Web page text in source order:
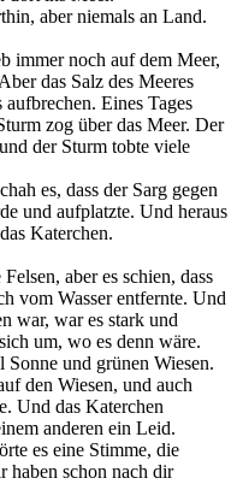
aber niemals an Land.
immer noch auf dem Meer,
das Salz des Meeres
Eines Tages
zog über das Meer. Der
der Sturm tobte viele
es, dass der Sarg gegen
und aufplatzte. Und heraus
Katerchen.
aber es schien, dass
vom Wasser entfernte. Und
war, war es stark und
um, wo es denn wäre.
und grünen Wiesen.
den Wiesen, und auch
Und das Katerchen
anderen ein Leid.
es eine Stimme, die
haben schon nach dir